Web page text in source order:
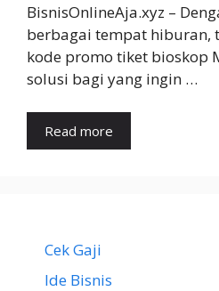
BisnisOnlineAja.xyz –
berbagai tempat hiburan,
kode promo tiket bioskop
solusi bagi yang ingin …
Read more
Cek Gaji
Ide Bisnis